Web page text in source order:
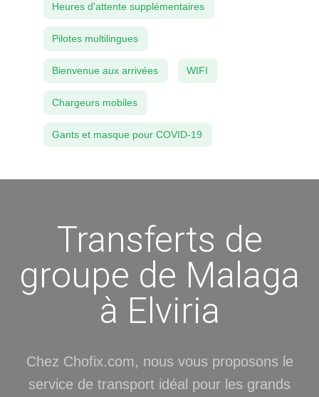
Heures d'attente supplémentaires
Pilotes multilingues
Bienvenue aux arrivées WIFI
Chargeurs mobiles
Gants et masque pour COVID-19
Transferts de
groupe de Malaga
à Elviria
Chez Chofix.com, nous vous proposons le
service de transport idéal pour les grands